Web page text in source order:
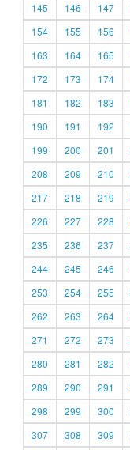
145
146 147
154
155 156
163
164 165
172
173 174
181
182 183
190
191 192
199
200 201
208
209 210
217
218 219
226
227 228
235
236 237
244
245 246
253
254 255
262
263 264
271
272 273
280
281 282
289
290 291
298
299 300
307
308 309